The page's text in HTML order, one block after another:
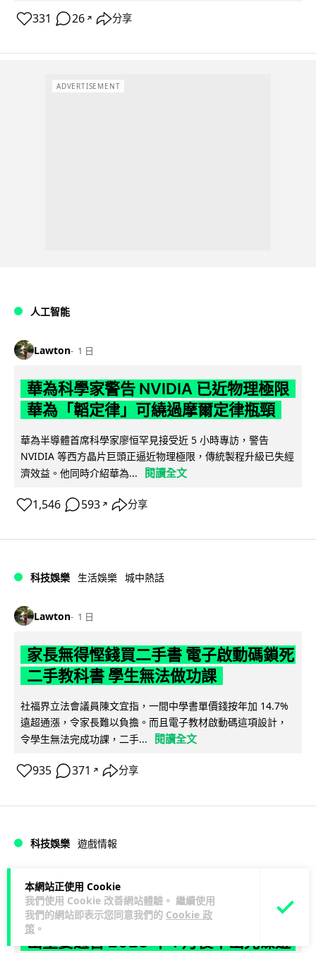
本網站正使用 Cookie
我們使用 Cookie 改善網站體驗。 繼續使用
我們的網站即表示您同意我們的 Cookie 政
策 。
331 26 ↗ 分享
ADVERTISEMENT
人工智能
Lawton 1 日
華為科學家警告 NVIDIA 已近物理極限
華為「韜定律」可繞過摩爾定律瓶頸
華為半導體首席科學家廖恒罕見接受近 5 小時專訪，警告
NVIDIA 等西方晶片巨頭正逼近物理極限，傳統製程升級已失經
濟效益。他同時介紹華為...
閱讀全文
1,546 593 ↗ 分享
科技娛樂 生活娛樂 城中熱話
Lawton 1 日
家長無得慳錢買二手書 電子啟動碼鎖死
二手教科書 學生無法做功課
社福界立法會議員陳文宜指，一間中學書單價錢按年加 14.7%
遠超通漲，令家長難以負擔。而且電子教材啟動碼這項設計，
令學生無法完成功課，二手...
閱讀全文
935 371 ↗ 分享
科技娛樂 遊戲情報
Lawton 1 日
PlayStation 確認停產實體光碟 包裝印
出重要通告 2028 年 1 月後不出光碟遊